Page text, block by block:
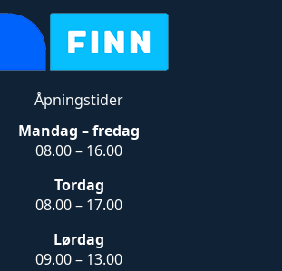
Åpningstider
Mandag – fredag
08.00 – 16.00
Tordag
08.00 – 17.00
Lørdag
09.00 – 13.00